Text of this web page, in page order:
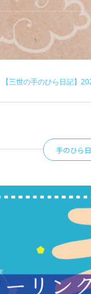
【三世の手のひら日記】
手のひら